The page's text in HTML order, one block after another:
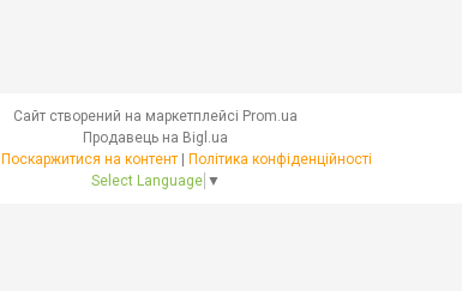
Сайт створений на маркетплейсі Prom.ua
Продавець на Bigl.ua
Поскаржитися на контент | Політика конфіденційності
Select Language ▼